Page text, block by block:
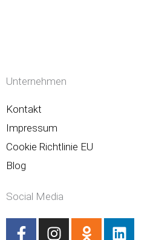
Unternehmen
Kontakt
Impressum
Cookie Richtlinie EU
Blog
Social Media
F
I
O
L